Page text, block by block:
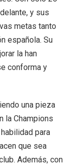
y sus
metas tanto
española. Su
la han
conforma y
una pieza
la Champions
para
que sea
Además, con